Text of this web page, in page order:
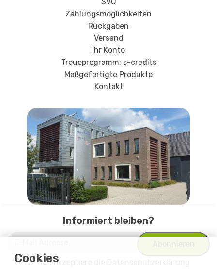
Cookies
Zahlungsmöglichkeiten
Rückgaben
Versand
Ihr Konto
Treueprogramm: s-credits
Maßgefertigte Produkte
Kontakt
Informiert bleiben?
Ich akzeptiere